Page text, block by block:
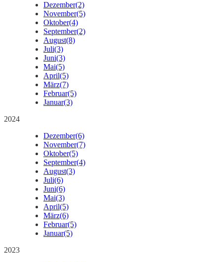
Dezember(2)
November(5)
Oktober(4)
September(2)
August(8)
Juli(3)
Juni(3)
Mai(5)
April(5)
März(7)
Februar(5)
Januar(3)
2024
Dezember(6)
November(7)
Oktober(5)
September(4)
August(3)
Juli(6)
Juni(6)
Mai(3)
April(5)
März(6)
Februar(5)
Januar(5)
2023